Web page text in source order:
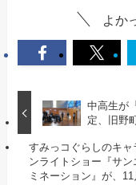
よか
中高生が
定、旧野
すみっコぐらしのキ
ンライトショー『サ
ミネーション』が、